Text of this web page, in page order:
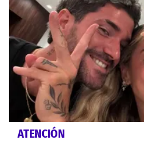
ATENCIÓN